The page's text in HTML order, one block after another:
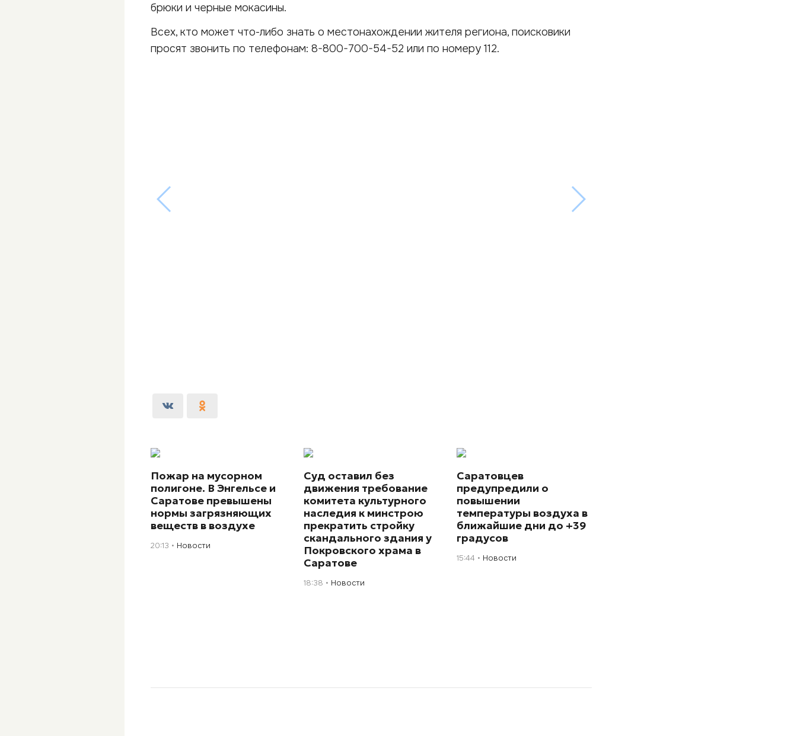
брюки и черные мокасины.
Всех, кто может что-либо знать о местонахождении жителя региона, поисковики
просят звонить по телефонам: 8-800-700-54-52 или по номеру 112.
Пожар на мусорном
полигоне. В Энгельсе и
Саратове превышены
нормы загрязняющих
веществ в воздухе
20:13 Новости
Суд оставил без
движения требование
комитета культурного
наследия к минстрою
прекратить стройку
скандального здания у
Покровского храма в
Саратове
18:38 Новости
Саратовцев
предупредили о
повышении
температуры воздуха в
ближайшие дни до +39
градусов
15:44 Новости